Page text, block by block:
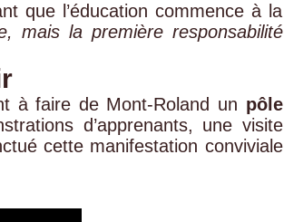
que l’éducation commence à la
mais la première responsabilité
à faire de Mont-Roland un pôle
d’apprenants, une visite
cette manifestation conviviale